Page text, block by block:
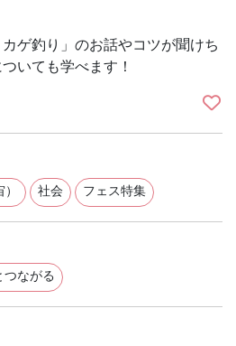
ゲ釣り」のお話やコツが聞けち
いても学べます！
社会 フェス特集
ながる